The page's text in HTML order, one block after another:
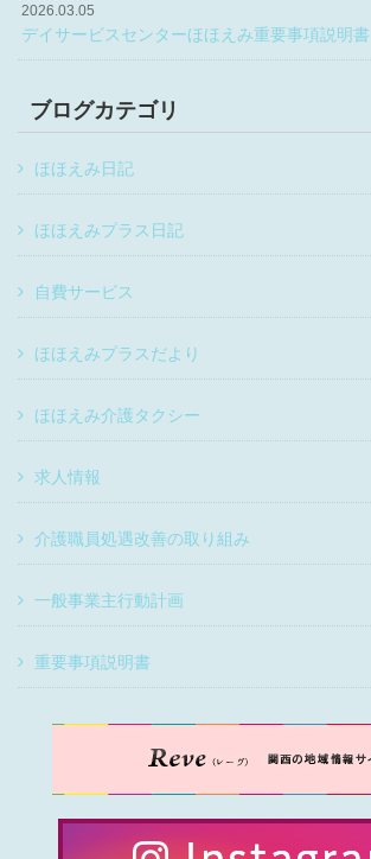
2026.03.05
デイサービスセンターほほえみ重要事項説明書
ブログカテゴリ
ほほえみ日記
ほほえみプラス日記
自費サービス
ほほえみプラスだより
ほほえみ介護タクシー
求人情報
介護職員処遇改善の取り組み
一般事業主行動計画
重要事項説明書